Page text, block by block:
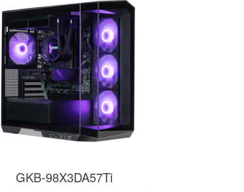
GKB-98X3DA57Ti